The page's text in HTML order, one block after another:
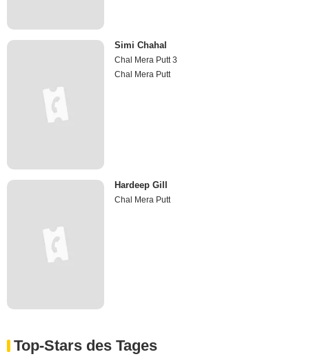
Simi Chahal
Chal Mera Putt 3
Chal Mera Putt
Hardeep Gill
Chal Mera Putt
Top-Stars des Tages